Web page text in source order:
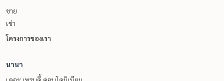
ขาย
เช่า
โครงการของเรา
นานา